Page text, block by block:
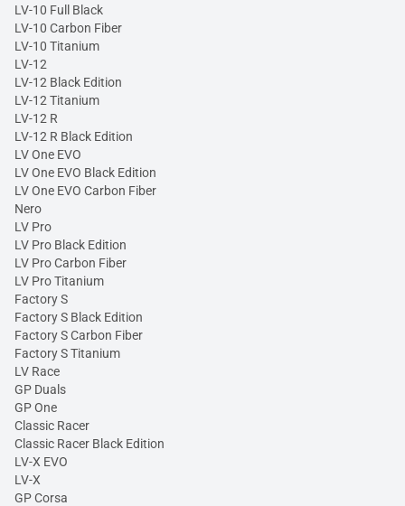
LV-10 Full Black
LV-10 Carbon Fiber
LV-10 Titanium
LV-12
LV-12 Black Edition
LV-12 Titanium
LV-12 R
LV-12 R Black Edition
LV One EVO
LV One EVO Black Edition
LV One EVO Carbon Fiber
Nero
LV Pro
LV Pro Black Edition
LV Pro Carbon Fiber
LV Pro Titanium
Factory S
Factory S Black Edition
Factory S Carbon Fiber
Factory S Titanium
LV Race
GP Duals
GP One
Classic Racer
Classic Racer Black Edition
LV-X EVO
LV-X
GP Corsa